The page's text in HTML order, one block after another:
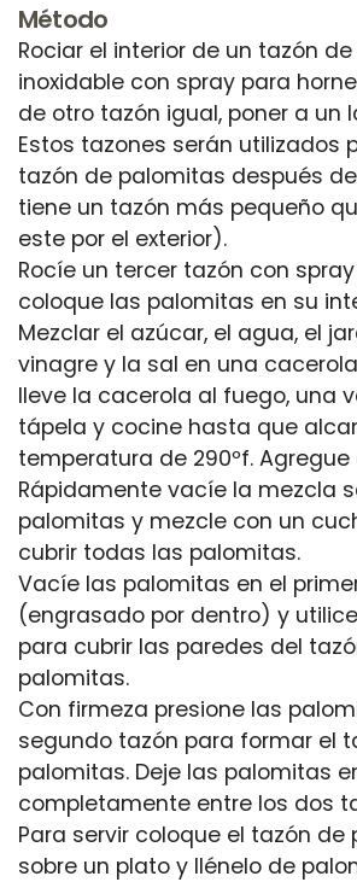
Método
Rociar el interior de un tazón
inoxidable con spray para
de otro tazón igual, poner a un
Estos tazones serán utilizados
tazón de palomitas después
tiene un tazón más pequeño
este por el exterior).
Rocíe un tercer tazón con
coloque las palomitas en su
Mezclar el azúcar, el agua, el
vinagre y la sal en una
lleve la cacerola al fuego, una
tápela y cocine hasta que
temperatura de 290ºf.
Rápidamente vacíe la mezcla
palomitas y mezcle con un
cubrir todas las palomitas.
Vacíe las palomitas en el
(engrasado por dentro) y
para cubrir las paredes del
palomitas.
Con firmeza presione las
segundo tazón para formar el
palomitas. Deje las palomitas
completamente entre los dos
Para servir coloque el tazón de
sobre un plato y llénelo de